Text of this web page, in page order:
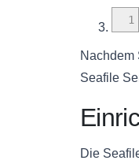
1
Nachdem
Seafile
Die